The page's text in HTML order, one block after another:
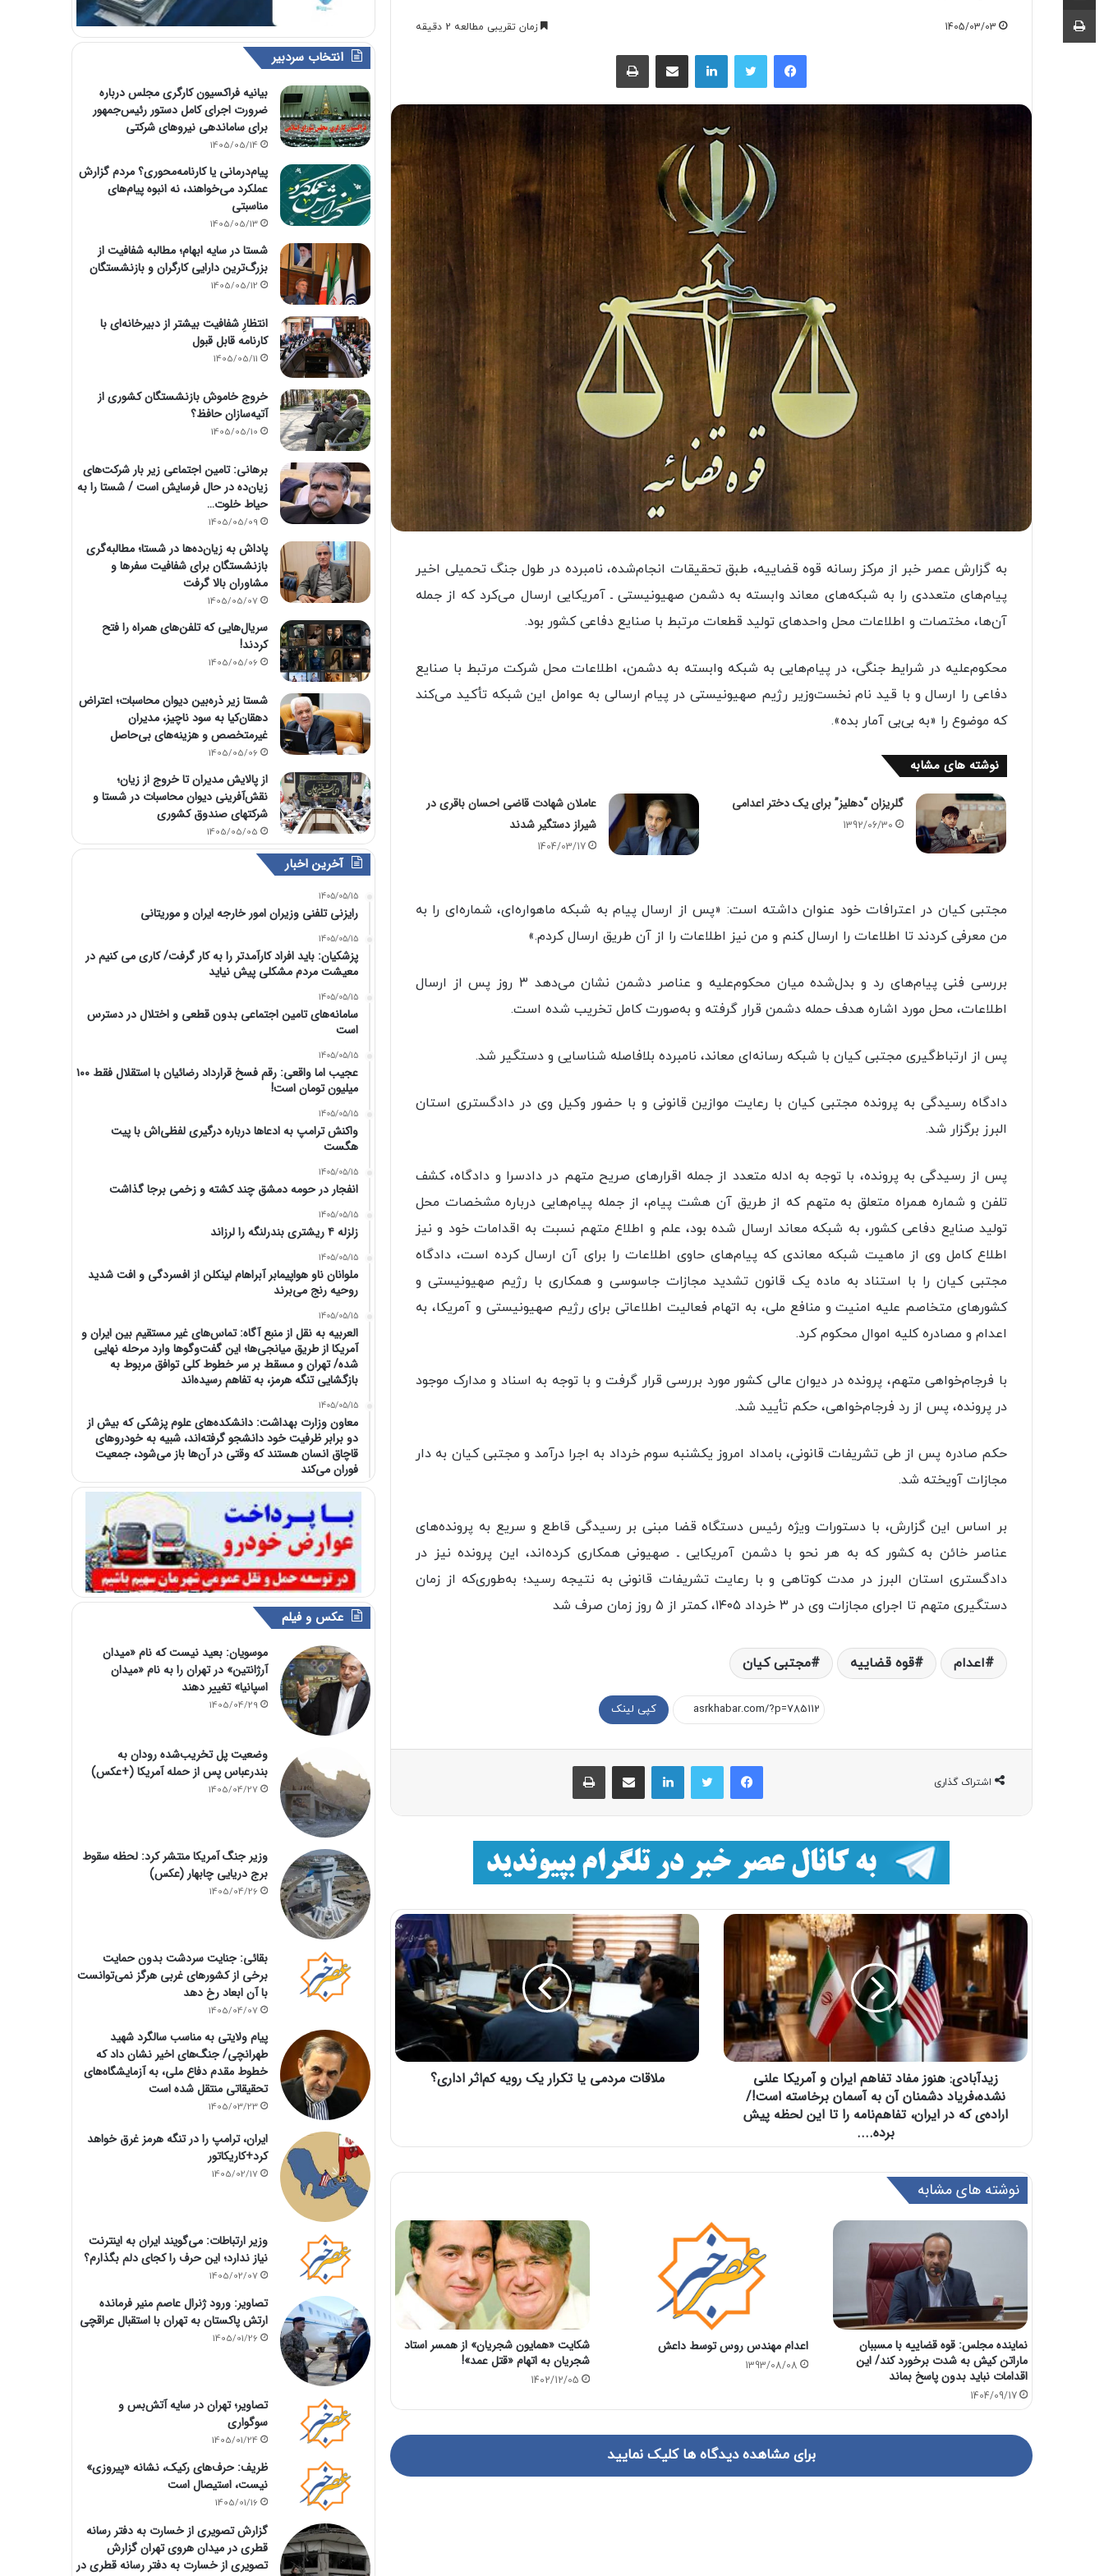
1405/03/03 زمان تقریبی مطالعه 2 دقیقه
فیسبوک لینکداین
به گزارش عصر خبر از مرکز رسانه قوه قضاییه، طبق تحقیقات انجام‌شده، نامبرده در طول جنگ تحمیلی اخیر
پیام‌های متعددی را به شبکه‌های معاند وابسته به دشمن صهیونیستی ـ آمریکایی ارسال می‌کرد که از جمله
آن‌ها، مختصات و اطلاعات محل واحدهای تولید قطعات مرتبط با صنایع دفاعی کشور بود.
محکوم‌علیه در شرایط جنگی، در پیام‌هایی به شبکه وابسته به دشمن، اطلاعات محل شرکت مرتبط با صنایع
دفاعی را ارسال و با قید نام نخست‌وزیر رژیم صهیونیستی در پیام ارسالی به عوامل این شبکه تأکید می‌کند
که موضوع را «به بی‌بی آمار بده».
نوشته های مشابه
گلریزان “دهلیز” برای یک دختر اعدامی
1392/06/30
عاملان شهادت قاضی احسان باقری در
شیراز دستگیر شدند
1404/03/17
مجتبی کیان در اعترافات خود عنوان داشته است: «پس از ارسال پیام به شبکه ماهواره‌ای، شماره‌ای را به
من معرفی کردند تا اطلاعات را ارسال کنم و من نیز اطلاعات را از آن طریق ارسال کردم.»
بررسی فنی پیام‌های رد و بدل‌شده میان محکوم‌علیه و عناصر دشمن نشان می‌دهد ۳ روز پس از ارسال
اطلاعات، محل مورد اشاره هدف حمله دشمن قرار گرفته و به‌صورت کامل تخریب شده است.
پس از ارتباط‌گیری مجتبی کیان با شبکه رسانه‌ای معاند، نامبرده بلافاصله شناسایی و دستگیر شد.
دادگاه رسیدگی به پرونده مجتبی کیان با رعایت موازین قانونی و با حضور وکیل وی در دادگستری استان
البرز برگزار شد.
پس از رسیدگی به پرونده، با توجه به ادله متعدد از جمله اقرارهای صریح متهم در دادسرا و دادگاه، کشف
تلفن و شماره همراه متعلق به متهم که از طریق آن هشت پیام، از جمله پیام‌هایی درباره مشخصات محل
تولید صنایع دفاعی کشور، به شبکه معاند ارسال شده بود، علم و اطلاع متهم نسبت به اقدامات خود و نیز
اطلاع کامل وی از ماهیت شبکه معاندی که پیام‌های حاوی اطلاعات را برای آن ارسال کرده است، دادگاه
مجتبی کیان را با استناد به ماده یک قانون تشدید مجازات جاسوسی و همکاری با رژیم صهیونیستی و
کشورهای متخاصم علیه امنیت و منافع ملی، به اتهام فعالیت اطلاعاتی برای رژیم صهیونیستی و آمریکا، به
اعدام و مصادره کلیه اموال محکوم کرد.
با فرجام‌خواهی متهم، پرونده در دیوان عالی کشور مورد بررسی قرار گرفت و با توجه به اسناد و مدارک موجود
در پرونده، پس از رد فرجام‌خواهی، حکم تأیید شد.
حکم صادره پس از طی تشریفات قانونی، بامداد امروز یکشنبه سوم خرداد به اجرا درآمد و مجتبی کیان به دار
مجازات آویخته شد.
بر اساس این گزارش، با دستورات ویژه رئیس دستگاه قضا مبنی بر رسیدگی قاطع و سریع به پرونده‌های
عناصر خائن به کشور که به هر نحو با دشمن آمریکایی ـ صهیونی همکاری کرده‌اند، این پرونده نیز در
دادگستری استان البرز در مدت کوتاهی و با رعایت تشریفات قانونی به نتیجه رسید؛ به‌طوری‌که از زمان
دستگیری متهم تا اجرای مجازات وی در ۳ خرداد ۱۴۰۵، کمتر از ۵ روز زمان صرف شد
اعدام قوه قضاییه مجتبی کیان
کپی لینک
اشتراک گذاری
فیسبوک لینکداین
زیدآبادی: هنوز مفاد تفاهم ایران و آمریکا علنی
نشده،فریاد دشمنان آن به آسمان برخاسته است!/
اراده‌ی که در ایران، تفاهم‌نامه را تا این لحظه پیش
برده....
ملاقات مردمی یا تکرار یک رویه کم‌اثر اداری؟
نوشته های مشابه
نماینده مجلس: قوه قضاییه با مسببان
ماراتن کیش به شدت برخورد کند/ این
اقدامات نباید بدون پاسخ بماند
1404/09/17
اعدام مهندس روس توسط داعش
1393/08/08
شکایت «همایون شجریان» از همسر استاد
شجریان به اتهام «قتل عمد»!
1402/12/05
برای مشاهده دیدگاه ها کلیک نمایید
انتخاب سردبیر
بیانیه فراکسیون کارگری مجلس درباره
ضرورت اجرای کامل دستور رئیس‌جمهور
برای ساماندهی نیروهای شرکتی
1405/05/14
پیام‌درمانی یا کارنامه‌محوری؟ مردم گزارش
عملکرد می‌خواهند، نه انبوه پیام‌های
مناسبتی
1405/05/13
شستا در سایه ابهام؛ مطالبه شفافیت از
بزرگ‌ترین دارایی کارگران و بازنشستگان
1405/05/12
انتظارِ شفافیت بیشتر از دبیرخانه‌ای با
کارنامه قابل قبول
1405/05/11
خروج خاموش بازنشستگان کشوری از
آتیه‌سازان حافظ؟
1405/05/10
برهانی: تامین اجتماعی زیر بار شرکت‌های
زیان‌ده در حال فرسایش است / شستا را به
حیاط خلوت…
1405/05/09
پاداش به زیان‌ده‌ها در شستا؛ مطالبه‌گری
بازنشستگان برای شفافیت سفرها و
مشاوران بالا گرفت
1405/05/07
سریال‌هایی که تلفن‌های همراه را فتح
کردند!
1405/05/06
شستا زیر ذره‌بین دیوان محاسبات؛ اعتراض
دهقان‌کیا به سود ناچیز، مدیران
غیرمتخصص و هزینه‌های بی‌حاصل
1405/05/06
از پالایش مدیران تا خروج از زیان؛
نقش‌آفرینی دیوان محاسبات در شستا و
شرکتهای صندوق کشوری
1405/05/05
آخرین اخبار
1405/05/15
رایزنی تلفنی وزیران امور خارجه ایران و موریتانی
1405/05/15
پزشکیان: باید افراد کارآمدتر را به کار گرفت/ کاری می کنیم در
معیشت مردم مشکلی پیش نیاید
1405/05/15
سامانه‌های تامین اجتماعی بدون قطعی و اختلال در دسترس
است
1405/05/15
عجیب اما واقعی: رقم فسخ قرارداد رضائیان با استقلال فقط ۱۰۰
میلیون تومان است!
1405/05/15
واکنش ترامپ به ادعاها درباره درگیری لفظی‌اش با پیت
هگست
1405/05/15
انفجار در حومه دمشق چند کشته و زخمی برجا گذاشت
1405/05/15
زلزله ۴ ریشتری بندرلنگه را لرزاند
1405/05/15
ملوانان ناو هواپیمابر آبراهام لینکلن از افسردگی و افت شدید
روحیه رنج می‌برند
1405/05/15
العربیه به نقل از منبع آگاه: تماس‌های غیر مستقیم بین ایران و
آمریکا از طریق میانجی‌ها؛ این گفت‌و‌گو‌ها وارد مرحله نهایی
شده/ تهران و مسقط بر سر خطوط کلی توافق مربوط به
بازگشایی تنگه هرمز، به تفاهم رسیده‌اند
1405/05/15
معاون وزارت بهداشت: دانشکده‌های علوم پزشکی که بیش از
دو برابر ظرفیت خود دانشجو گرفته‌اند، شبیه به خودرو‌های
قاچاق انسان هستند که وقتی در آن‌ها باز می‌شود، جمعیت
فوران می‌کند
عکس و فیلم
موسویان: بعید نیست که نام «میدان
آرژانتین» در تهران را به نام «میدان
اسپانیا» تغییر دهند
1405/04/29
وضعیت پل تخریب‌شده رودان به
بندرعباس پس از حمله آمریکا (+عکس)
1405/04/27
وزیر جنگ آمریکا منتشر کرد: لحظه سقوط
برج دریایی چابهار (عکس)
1405/04/26
بقائی: جنایت سردشت بدون حمایت
برخی از کشورهای غربی هرگز نمی‌توانست
با آن ابعاد رخ دهد
1405/04/07
پیام ولایتی به مناسب سالگرد شهید
طهرانچی/ جنگ‌های اخیر نشان داد که
خطوط مقدم دفاع ملی، به آزمایشگاه‌های
تحقیقاتی منتقل شده است
1405/03/23
ایران، ترامپ را در تنگه هرمز غرق خواهد
کرد+کاریکاتور
1405/02/17
وزیر ارتباطات: می‌گویند ایران به اینترنت
نیاز ندارد؛ این حرف را کجای دلم بگذارم؟
1405/02/07
تصاویر: ورود ژنرال عاصم منیر فرمانده
ارتش پاکستان به تهران با استقبال عراقچی
1405/01/26
تصاویر؛ تهران در سایه آتش‌بس و
سوگواری
1405/01/24
ظریف: حرف‌های رکیک، نشانه «پیروزی»
نیست، استیصال است
1405/01/16
گزارش تصویری از خسارت به دفتر رسانه
قطری در میدان هروی تهران گزارش
تصویری از خسارت به دفتر رسانه قطری در